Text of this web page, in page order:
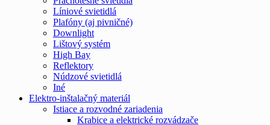
Líniové svietidlá
Plafóny (aj pivničné)
Downlight
Lištový systém
High Bay
Reflektory
Núdzové svietidlá
Iné
Elektro-inštalačný materiál
Istiace a rozvodné zariadenia
Krabice a elektrické rozvádzače